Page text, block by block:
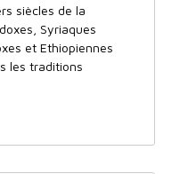
siècles de la
Syriaques
et Ethiopiennes
les traditions